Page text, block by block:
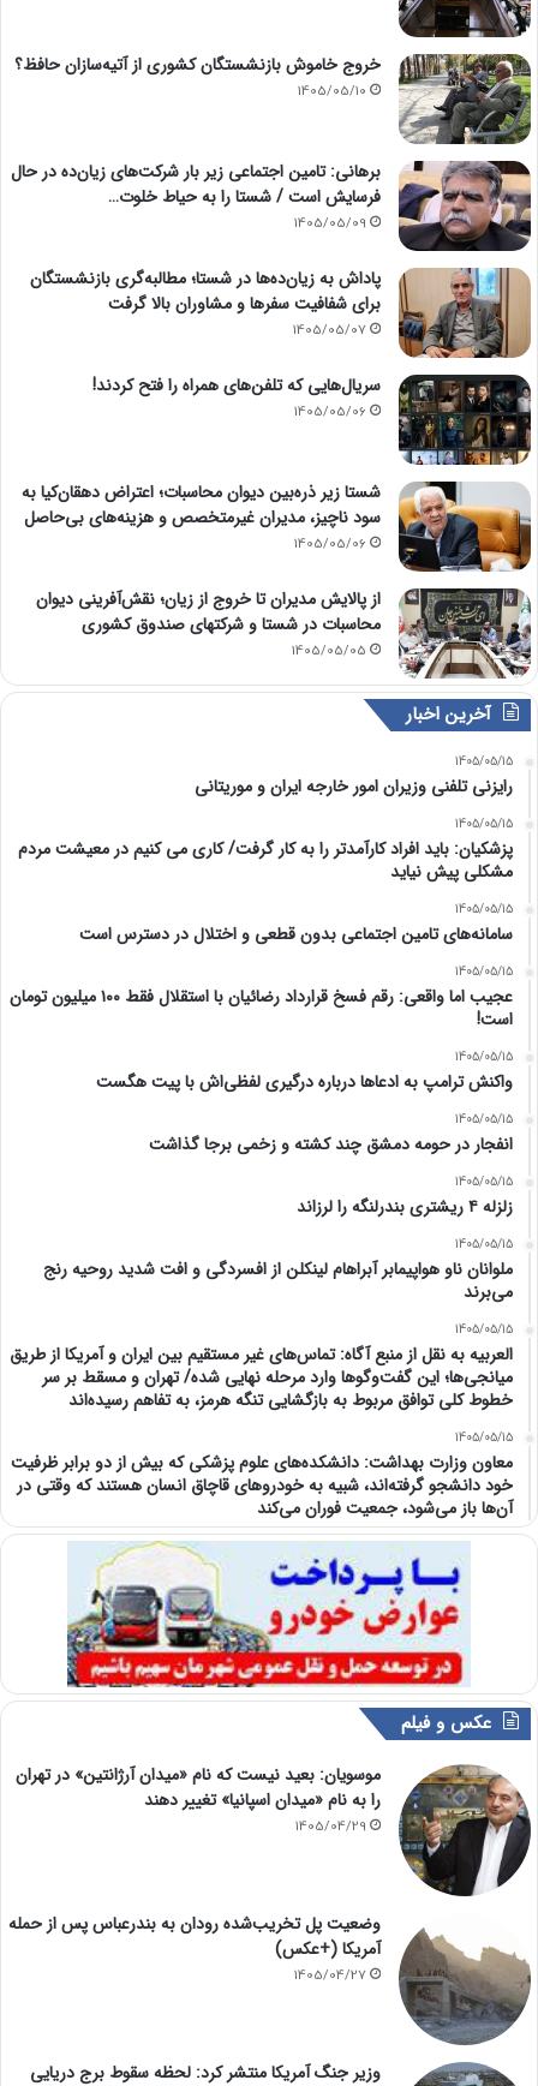
خروج خاموش بازنشستگان کشوری از آتیه‌سازان حافظ؟
1405/05/10
برهانی: تامین اجتماعی زیر بار شرکت‌های زیان‌ده در حال
فرسایش است / شستا را به حیاط خلوت…
1405/05/09
پاداش به زیان‌ده‌ها در شستا؛ مطالبه‌گری بازنشستگان
برای شفافیت سفرها و مشاوران بالا گرفت
1405/05/07
سریال‌هایی که تلفن‌های همراه را فتح کردند!
1405/05/06
شستا زیر ذره‌بین دیوان محاسبات؛ اعتراض دهقان‌کیا به
سود ناچیز، مدیران غیرمتخصص و هزینه‌های بی‌حاصل
1405/05/06
از پالایش مدیران تا خروج از زیان؛ نقش‌آفرینی دیوان
محاسبات در شستا و شرکتهای صندوق کشوری
1405/05/05
آخرین اخبار
1405/05/15
رایزنی تلفنی وزیران امور خارجه ایران و موریتانی
1405/05/15
پزشکیان: باید افراد کارآمدتر را به کار گرفت/ کاری می کنیم در معیشت مردم
مشکلی پیش نیاید
1405/05/15
سامانه‌های تامین اجتماعی بدون قطعی و اختلال در دسترس است
1405/05/15
عجیب اما واقعی: رقم فسخ قرارداد رضائیان با استقلال فقط ۱۰۰ میلیون تومان
است!
1405/05/15
واکنش ترامپ به ادعاها درباره درگیری لفظی‌اش با پیت هگست
1405/05/15
انفجار در حومه دمشق چند کشته و زخمی برجا گذاشت
1405/05/15
زلزله ۴ ریشتری بندرلنگه را لرزاند
1405/05/15
ملوانان ناو هواپیمابر آبراهام لینکلن از افسردگی و افت شدید روحیه رنج
می‌برند
1405/05/15
العربیه به نقل از منبع آگاه: تماس‌های غیر مستقیم بین ایران و آمریکا از طریق
میانجی‌ها؛ این گفت‌و‌گو‌ها وارد مرحله نهایی شده/ تهران و مسقط بر سر
خطوط کلی توافق مربوط به بازگشایی تنگه هرمز، به تفاهم رسیده‌اند
1405/05/15
معاون وزارت بهداشت: دانشکده‌های علوم پزشکی که بیش از دو برابر ظرفیت
خود دانشجو گرفته‌اند، شبیه به خودرو‌های قاچاق انسان هستند که وقتی در
آن‌ها باز می‌شود، جمعیت فوران می‌کند
عکس و فیلم
موسویان: بعید نیست که نام «میدان آرژانتین» در تهران
را به نام «میدان اسپانیا» تغییر دهند
1405/04/29
وضعیت پل تخریب‌شده رودان به بندرعباس پس از حمله
آمریکا (+عکس)
1405/04/27
وزیر جنگ آمریکا منتشر کرد: لحظه سقوط برج دریایی